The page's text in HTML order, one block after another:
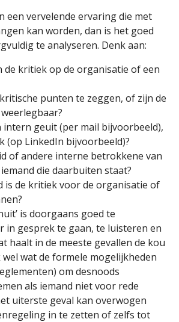
een vervelende ervaring die met
kan worden, dan is het goed
te analyseren. Denk aan:
de kritiek op de organisatie of een
punten te zeggen, of zijn de
intern geuit (per mail bijvoorbeeld),
(op LinkedIn bijvoorbeeld)?
of andere interne betrokkene van
die daarbuiten staat?
is de kritiek voor de organisatie of
is doorgaans goed te
in gesprek te gaan, te luisteren en
haalt in de meeste gevallen de kou
wel wat de formele mogelijkheden
om desnoods
als iemand niet voor rede
uiterste geval kan overwogen
in te zetten of zelfs tot